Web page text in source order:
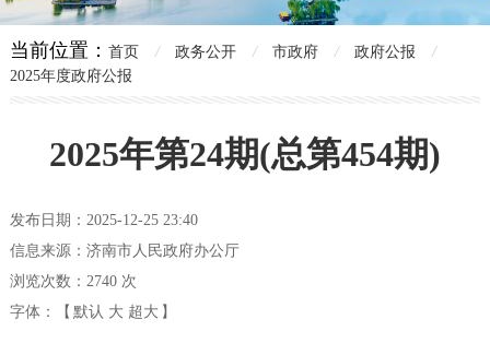
当前位置： 首页 / 政务公开 / 市政府 / 政府公报
/
2025年度政府公报
2025年第24期(总第454期)
发布日期：2025-12-25 23:40
信息来源：济南市人民政府办公厅
浏览次数： 2740次
字体：【 默认 大 超大 】